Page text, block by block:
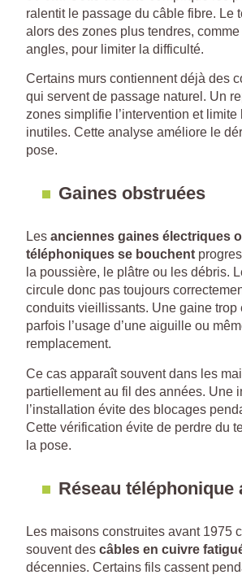
ralentit le passage du câble fibre. Le
alors des zones plus tendres,
angles, pour limiter la difficulté.
Certains murs contiennent déjà des
qui servent de passage naturel. Un
zones simplifie l’intervention et limite
inutiles. Cette analyse améliore le
pose.
Gaines obstruées
Les anciennes gaines électriques
téléphoniques se bouchent
la poussière, le plâtre ou les débris.
circule donc pas toujours
conduits vieillissants. Une gaine trop
parfois l’usage d’une aiguille ou
remplacement.
Ce cas apparaît souvent dans les
partiellement au fil des années. Une
l’installation évite des blocages
Cette vérification évite de perdre du
la pose.
Réseau téléphonique
Les maisons construites avant 1975
souvent des câbles en cuivre
décennies. Certains fils cassent